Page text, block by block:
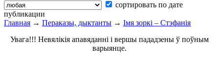
сортировать по дате
публикации
Главная → Пераказы, дыктанты → Імя зоркі – Стэфанія
Увага!!! Невялікія апавяданні і вершы пададзены ў поўным
варыянце.